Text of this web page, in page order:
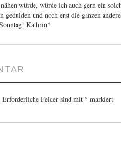
würde, würde ich auch gern ein
und noch erst die ganzen
Kathrin*
Erforderliche Felder sind mit * markiert